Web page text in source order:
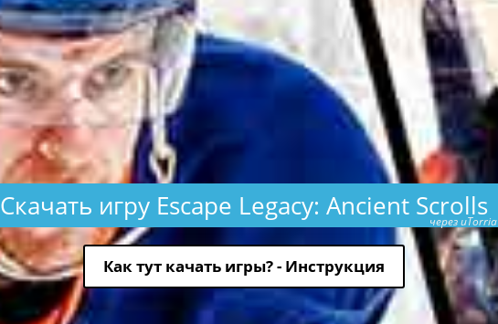
Скачать игру Escape Legacy: Ancient Scrolls
через uTorria
Как тут качать игры? - Инструкция